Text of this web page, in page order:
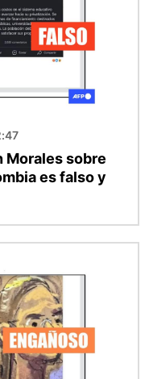
Morales sobre
es falso y